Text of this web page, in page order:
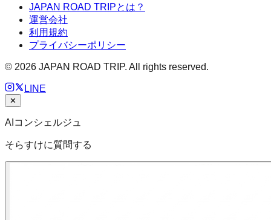
JAPAN ROAD TRIPとは？
運営会社
利用規約
プライバシーポリシー
© 2026 JAPAN ROAD TRIP. All rights reserved.
LINE
✕
AIコンシェルジュ
そらすけに質問する